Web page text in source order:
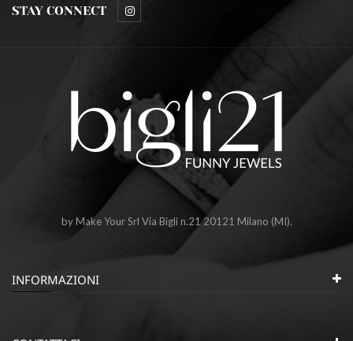
STAY CONNECT
by Make Your Srl Via Bigli n.21 20121 Milano (MI).
INFORMAZIONI